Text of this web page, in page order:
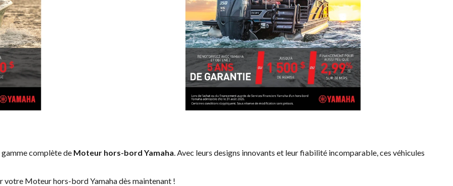
complète de Moteur hors-bord Yamaha . Avec leurs designs innovants et leur fiabilité incomparable, ces véhicules
votre Moteur hors-bord Yamaha dès maintenant !